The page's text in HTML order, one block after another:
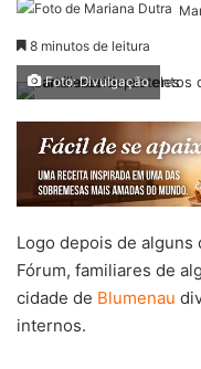
8 minutos de leitura
Foto: Divulgação
Logo depois de alguns
Fórum, familiares de
cidade de Blumenau
internos.